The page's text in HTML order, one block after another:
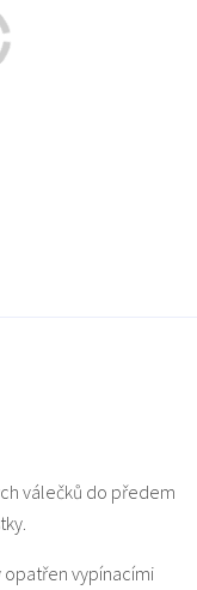
válečků do předem
opatřen vypínacími